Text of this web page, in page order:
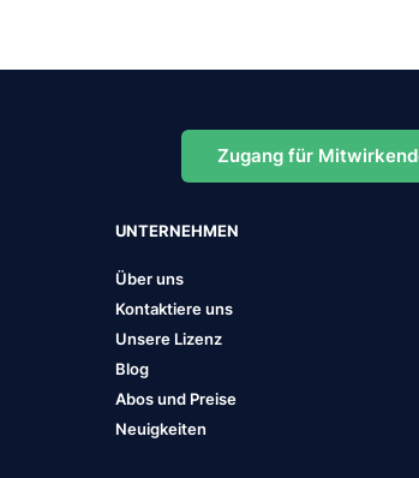
Zugang für
UNTERNEHMEN
Über uns
Kontaktiere uns
Unsere Lizenz
Blog
Abos und Preise
Neuigkeiten